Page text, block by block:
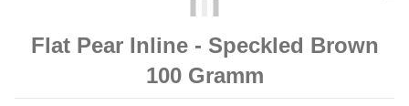
Flat Pear Inline - Speckled Brown
100 Gramm